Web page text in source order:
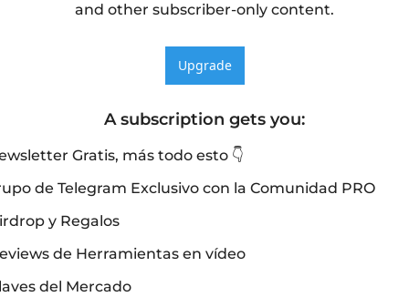
and other subscriber-only content.
Upgrade
A subscription gets you:
Gratis, más todo esto 👇
de Telegram Exclusivo con la Comunidad PRO
y Regalos
de Herramientas en vídeo
del Mercado